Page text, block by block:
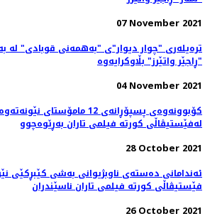
07 November 2021
ترەیلەری "چوار دیوار"ی "بەهمەنی قوبادی" لە
"ڕاجێر واتێرز" بڵاوکرایەوە
04 November 2021
کۆبوونه‌وه‌ی پسپۆڕانه‌ی 12
له‌فێستیڤاڵی کورته‌ فیلمی تاران به‌ڕێوه‌چوو
28 October 2021
ئه‌ندامانی ده‌سته‌ی ناوبژیوانی به‌شی کێبڕکێی
فێستیڤاڵی کورته‌ فیلمی تاران ناسێندران
26 October 2021